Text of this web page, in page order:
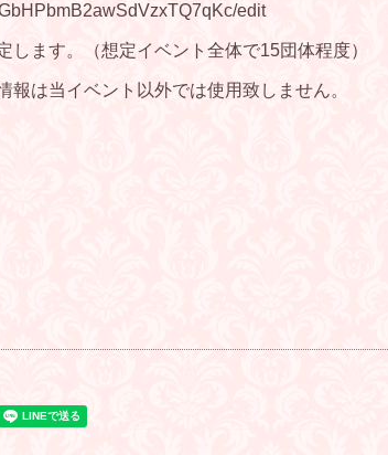
edit
ます。（想定イベント全体で15団体程度）
は当イベント以外では使用致しません。